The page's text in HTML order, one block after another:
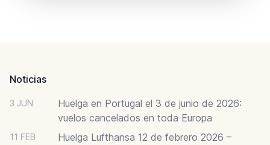
Noticias
3 JUN
Huelga en Portugal el 3 de junio de 2026:
vuelos cancelados en toda Europa
11 FEB
Huelga Lufthansa 12 de febrero 2026 –